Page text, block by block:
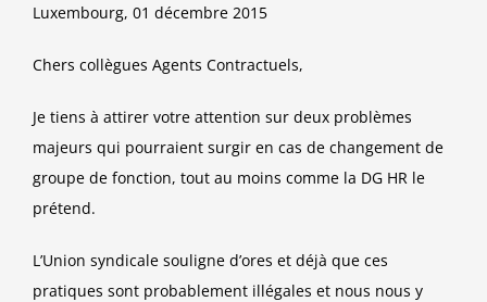
Luxembourg, 01 décembre 2015
Chers collègues Agents Contractuels,
Je tiens à attirer votre attention sur deux problèmes
majeurs qui pourraient surgir en cas de changement de
groupe de fonction, tout au moins comme la DG HR le
prétend.
L’Union syndicale souligne d’ores et déjà que ces
pratiques sont probablement illégales et nous nous y